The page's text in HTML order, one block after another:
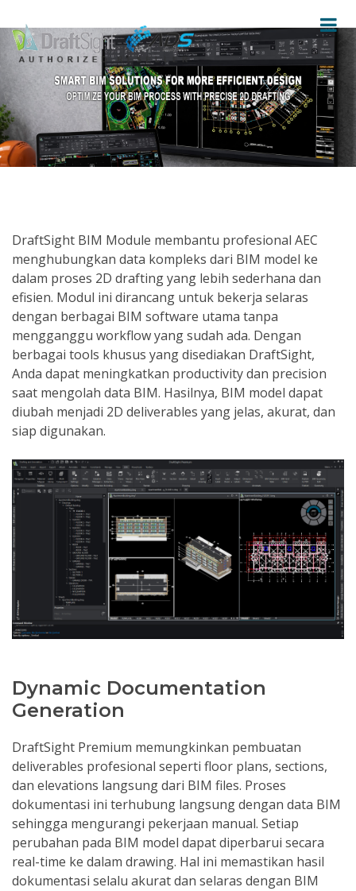
DraftSight BIM Module membantu profesional AEC
menghubungkan data kompleks dari BIM model ke
dalam proses 2D drafting yang lebih sederhana dan
efisien. Modul ini dirancang untuk bekerja selaras
dengan berbagai BIM software utama tanpa
mengganggu workflow yang sudah ada. Dengan
berbagai tools khusus yang disediakan DraftSight,
Anda dapat meningkatkan productivity dan precision
saat mengolah data BIM. Hasilnya, BIM model dapat
diubah menjadi 2D deliverables yang jelas, akurat, dan
siap digunakan.
Dynamic Documentation
Generation
DraftSight Premium memungkinkan pembuatan
deliverables profesional seperti floor plans, sections,
dan elevations langsung dari BIM files. Proses
dokumentasi ini terhubung langsung dengan data BIM
sehingga mengurangi pekerjaan manual. Setiap
perubahan pada BIM model dapat diperbarui secara
real-time ke dalam drawing. Hal ini memastikan hasil
dokumentasi selalu akurat dan selaras dengan BIM